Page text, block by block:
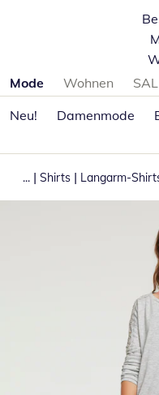
Produktkategorien
Mode Wohnen
Neu!
Damenmode
... | Shirts | Langarm-